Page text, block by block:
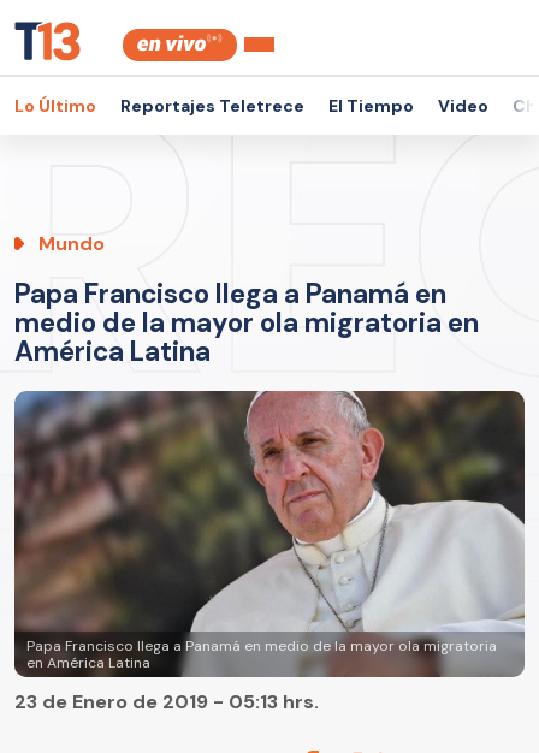
Lo Último Reportajes Teletrece El Tiempo Video
Mundo
Papa Francisco llega a Panamá en
medio de la mayor ola migratoria en
América Latina
Papa Francisco llega a Panamá en medio de la mayor ola migratoria
en América Latina
23 de Enero de 2019 - 05:13 hrs.